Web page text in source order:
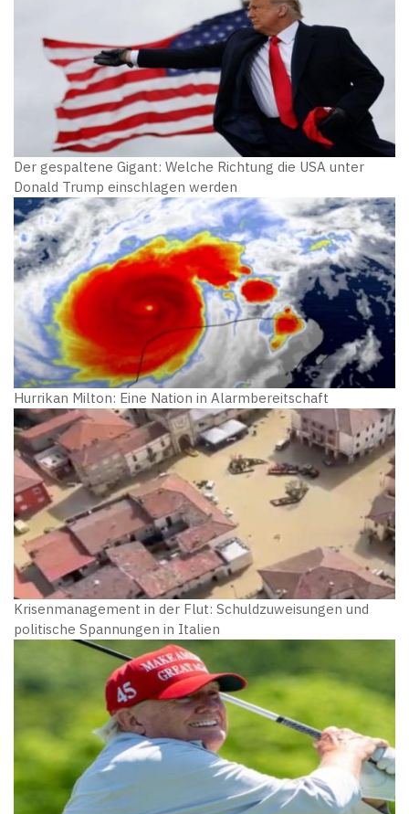
Der gespaltene Gigant: Welche Richtung die USA unter
Donald Trump einschlagen werden
Hurrikan Milton: Eine Nation in Alarmbereitschaft
Krisenmanagement in der Flut: Schuldzuweisungen und
politische Spannungen in Italien